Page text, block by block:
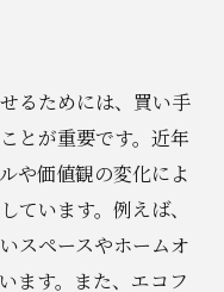
るためには、買い手
とが重要です。近年
や価値観の変化によ
ています。例えば、
スペースやホームオ
ます。また、エコフ